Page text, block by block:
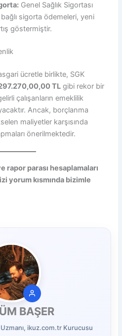
Genel Sağlık Sigortası
sigorta ödemeleri, yeni
göstermiştir.
ücretle birlikte, SGK
TL gibi rekor bir
çalışanların emeklilik
Ancak, borçlanma
maliyetler karşısında
önerilmektedir.
rapor parası hesaplamaları
yorum kısmında bizimle
BAŞER
Uzmanı, ikuz.com.tr Kurucusu